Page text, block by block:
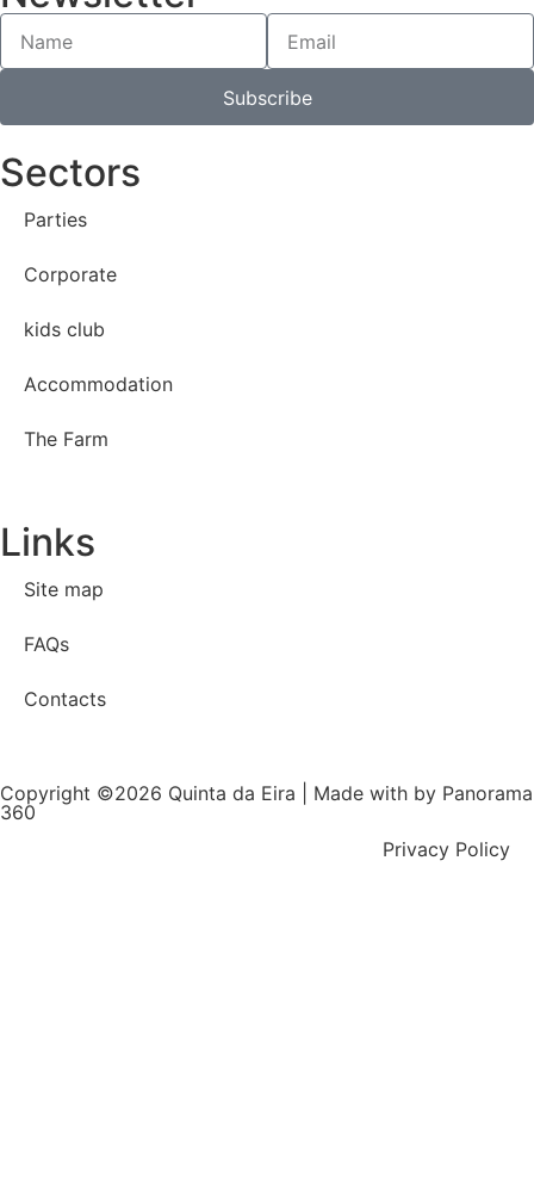
Subscribe
Sectors
Parties
Corporate
kids club
Accommodation
The Farm
Links
Site map
FAQs
Contacts
Copyright ©2026 Quinta da Eira | Made with by Panorama
360
Privacy Policy